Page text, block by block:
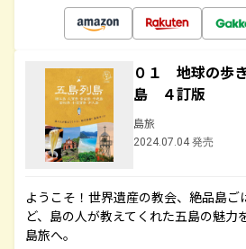
０１ 地球の歩
島 ４訂版
島旅
2024.07.04 発売
ようこそ！世界遺産の教会、絶品島ご
ど、島の人が教えてくれた五島の魅力
島旅へ。